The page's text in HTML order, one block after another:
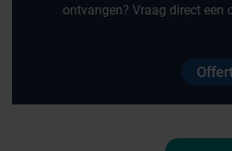
ontvangen? Vraag direct een